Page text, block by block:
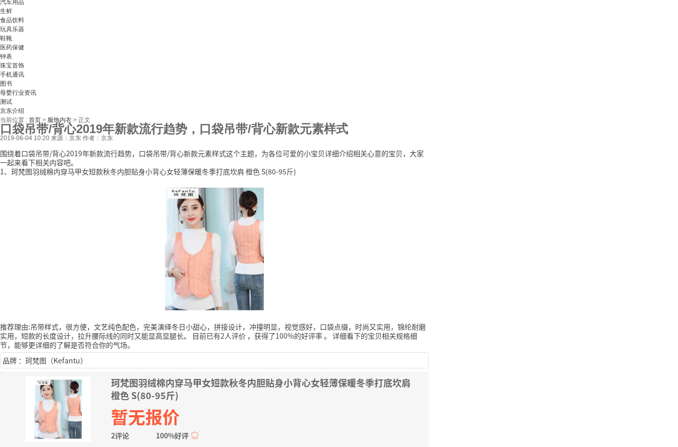
汽车用品
生鲜
食品饮料
玩具乐器
鞋靴
医药保健
钟表
珠宝首饰
手机通讯
图书
母婴行业资讯
测试
京东介绍
当前位置 : 首页 > 服饰内衣 > 正文
口袋吊带/背心2019年新款流行趋势，口袋吊带/背心新款元素样式
2019-06-04 10:20 来源：京东 作者：京东
围绕着口袋吊带/背心2019年新款流行趋势，口袋吊带/背心新款元素样式这个主题，为各位可爱的小宝贝详细介绍相关心意的宝贝，大家
一起来看下相关内容吧。
1、珂梵图羽绒棉内穿马甲女短款秋冬内胆贴身小背心女轻薄保暖冬季打底坎肩 橙色 S(80-95斤)
推荐理由:吊带样式，很方便，文艺纯色配色，完美演绎冬日小甜心，拼接设计，冲撞明显，视觉感好，口袋点缀，时尚又实用，锦纶耐磨
实用，短款的长度设计，拉升腰际线的同时又能显高显腿长。
目前已有2人评价 ，获得了100%的好评率。 详细看下的宝贝相关规格细
节，能够更详细的了解是否符合你的气场。
品牌 ：珂梵图（Kefantu）
珂梵图羽绒棉内穿马甲女短款秋冬内胆贴身小背心女轻薄保暖冬季打底坎肩
橙色 S(80-95斤)
暂无报价
2评论 100%好评